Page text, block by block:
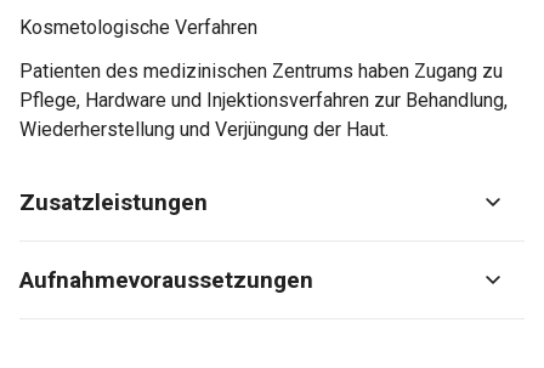
Kosmetologische Verfahren
Patienten des medizinischen Zentrums haben Zugang zu
Pflege, Hardware und Injektionsverfahren zur Behandlung,
Wiederherstellung und Verjüngung der Haut.
Zusatzleistungen
Aufnahmevoraussetzungen